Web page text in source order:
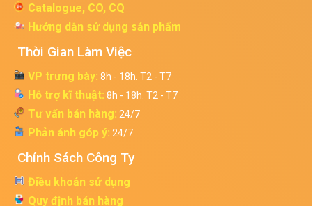
Catalogue, CO, CQ
Hướng dẫn sử dụng sản phẩm
Thời Gian Làm Việc
VP trưng bày: 8h - 18h. T2 - T7
Hỗ trợ kĩ thuật: 8h - 18h. T2 - T7
Tư vấn bán hàng: 24/7
Phản ánh góp ý: 24/7
Chính Sách Công Ty
Điều khoản sử dụng
Quy định bán hàng